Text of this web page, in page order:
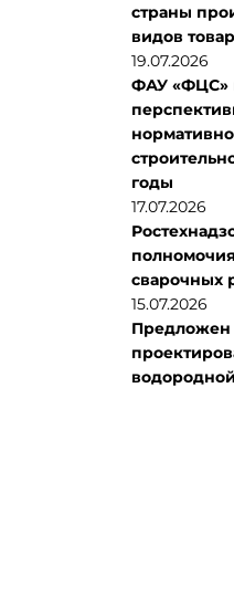
страны
видов
19.07.2026
ФАУ «ФЦС»
годы
17.07.2026
сварочных
15.07.2026